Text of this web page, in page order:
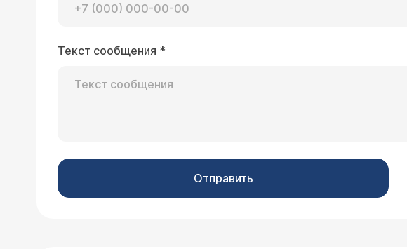
Текст сообщения *
Отправить